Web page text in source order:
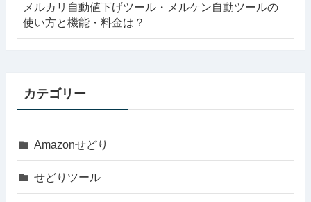
メルカリ自動値下げツール・メルケン自動ツールの
使い方と機能・料金は？
カテゴリー
Amazonせどり
せどりツール